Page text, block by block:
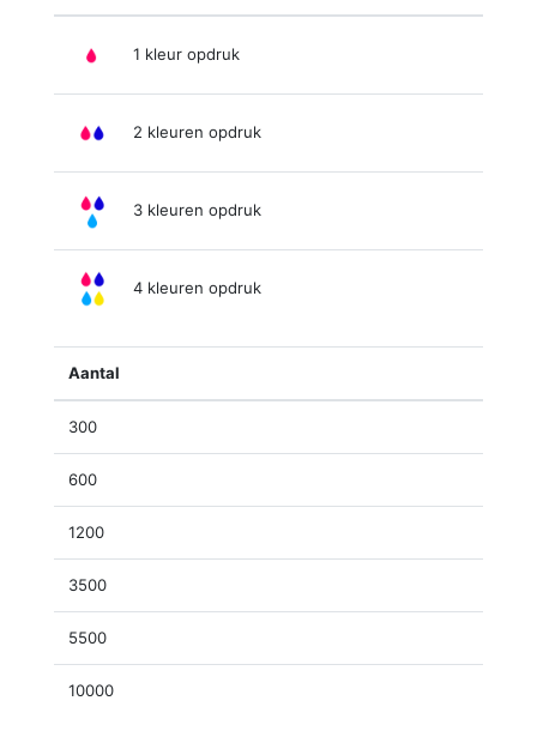
1 kleur opdruk
2 kleuren opdruk
3 kleuren opdruk
4 kleuren opdruk
Aantal
300
600
1200
3500
5500
10000